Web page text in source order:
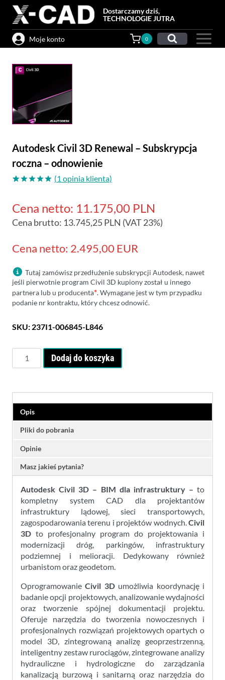
Przejdź
treści
Dostarczamy dziś,
TECHNOLOGIE JUTRA
Moje konto 0
Autodesk Civil 3D Renewal – Subskrypcja
roczna – odnowienie
na
podstawie
oceny
(1 opinia klienta)
Cena netto: 11.175,00 PLN
Cena brutto: 13.745,25PLN (VAT 23%)
Cena netto: 2.495,00 EUR
Tutaj zamówisz przedłużenie subskrypcji Autodesk, nawet
jeśli pierwotnie program Civil 3D kupiony został u innego
partnera lub u producenta*. Wymagane jest w tym przypadku
podanie nr kontraktu, który chcesz odnowić.
SKU: 237I1-006845-L846
Autodesk
Subskrypcja
roczna
odnowienie
Dodaj do koszyka
Opis
Pliki do pobrania
Opinie
Masz jakieś pytania?
Autodesk Civil 3D – BIM dla infrastruktury – to
kompletny system CAD dla projektantów
infrastruktury lądowej, sieci transportowych,
zagospodarowania terenu i projektów wodnych.Civil
3D to profesjonalny program do projektowania i
modernizacji dróg, parkingów, infrastruktury
podziemnej i melioracji. Dedykowany również
urbanistom oraz geodetom.
OprogramowanieCivil 3Dumożliwia koordynację i
badanie opcji projektowych, analizowanie wydajności
oraz tworzenie spójnej dokumentacji projektu.
Oferuje narzędzia do tworzenia nowoczesnych i
profesjonalnych rozwiązań projektowych opartych o
model 3D, zintegrowaną analizę geoprzestrzenną,
inteligentny zestaw rurociągów, zintegrowane analizy
hydrauliczne i hydrologiczne do zarządzania
kanalizacją burzową i sanitarną oraz narzędzia do